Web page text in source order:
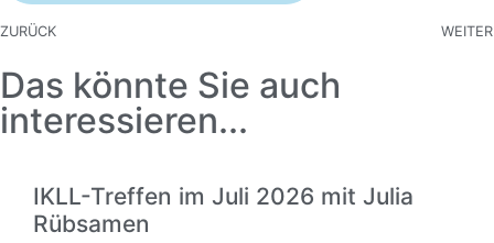
ZURÜCK WEITER
Das könnte Sie auch
interessieren...
IKLL-Treffen im Juli 2026 mit Julia
Rübsamen